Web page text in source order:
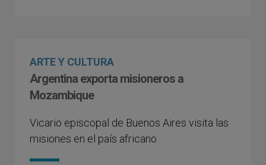
ARTE Y CULTURA
Argentina exporta misioneros a
Mozambique
Vicario episcopal de Buenos Aires visita las
misiones en el país africano